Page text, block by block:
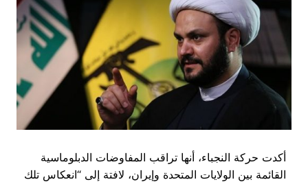
أكدت حركة النجباء، أنها تراقب المفاوضات الدبلوماسية
القائمة بين الولايات المتحدة وإيران، لافتة إلى “انعكاس تلك